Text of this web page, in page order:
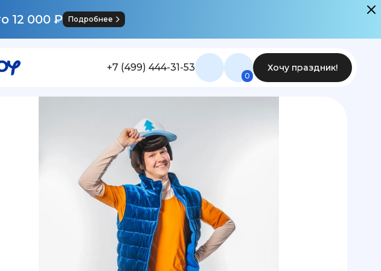
12 000 ₽ Подробнее
+7 (499) 444-31-53
0
Хочу праздник!